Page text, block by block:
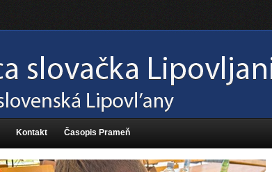
Kontakt Časopis Prameň